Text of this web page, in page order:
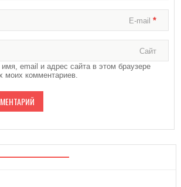
E-mail*
Сайт
email и адрес сайта в этом браузере
комментариев.